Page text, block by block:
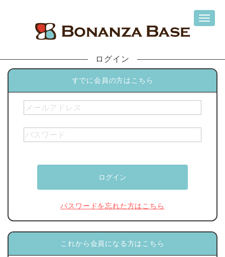
ログイン
すでに会員の方はこちら
パスワードを忘れた方はこちら
これから会員になる方はこちら